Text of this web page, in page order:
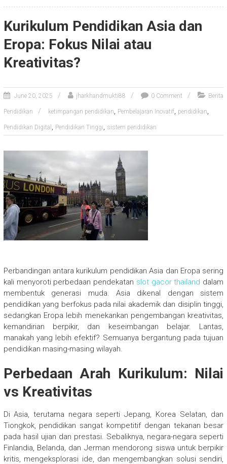
Kurikulum Pendidikan Asia dan
Eropa: Fokus Nilai atau
Kreativitas?
June 20, 2025 jharkhandmukti88 0 Comment Berita
Pendidikan ketimpangan pendidikan, Pembelajaran Inovatif, pendidikan,
Pendidikan Digital , Pendidikan Tinggi, sistem pendidikan
Perbandingan antara kurikulum pendidikan Asia dan Eropa sering
kali menyoroti perbedaan pendekatan slot gacor thailand dalam
membentuk generasi muda. Asia dikenal dengan sistem
pendidikan yang berfokus pada nilai akademik dan disiplin tinggi,
sedangkan Eropa lebih menekankan pengembangan kreativitas,
kemandirian berpikir, dan keseimbangan belajar. Lantas,
manakah yang lebih efektif? Semuanya bergantung pada tujuan
pendidikan masing-masing wilayah.
Perbedaan Arah Kurikulum: Nilai
vs Kreativitas
Di Asia, terutama negara seperti Jepang, Korea Selatan, dan
Tiongkok, pendidikan sangat kompetitif dengan tekanan besar
pada hasil ujian dan prestasi. Sebaliknya, negara-negara seperti
Finlandia, Belanda, dan Jerman mendorong siswa untuk berpikir
kritis, mengeksplorasi ide, dan mengembangkan solusi sendiri,